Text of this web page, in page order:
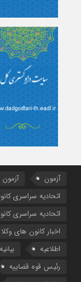
آزمون
اتحادیه سراسری
اتحادیه سراسری
اخبار کانون های وکلا
اطلاعیه
بیانیه
رئیس قوه قضاییه